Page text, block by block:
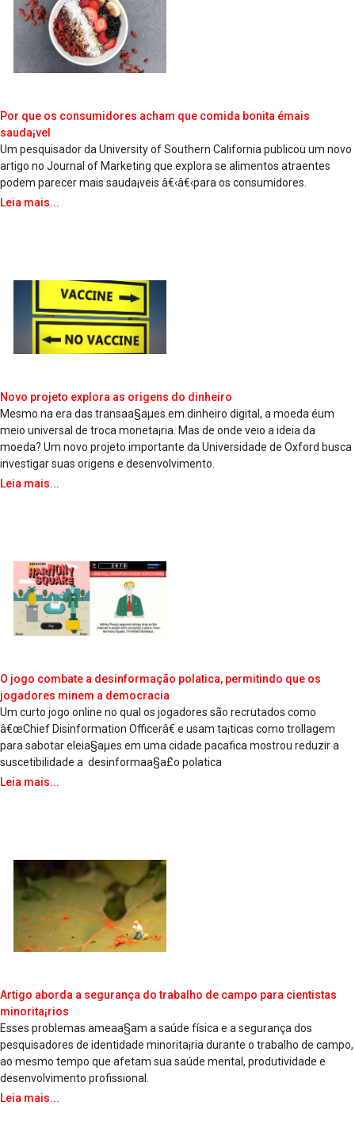
Por que os consumidores acham que comida bonita émais
sauda¡vel
Um pesquisador da University of Southern California publicou um novo
artigo no Journal of Marketing que explora se alimentos atraentes
podem parecer mais sauda¡veis â€‹â€‹para os consumidores.
Leia mais...
Novo projeto explora as origens do dinheiro
Mesmo na era das transaa§aµes em dinheiro digital, a moeda éum
meio universal de troca moneta¡ria. Mas de onde veio a ideia da
moeda? Um novo projeto importante da Universidade de Oxford busca
investigar suas origens e desenvolvimento.
Leia mais...
O jogo combate a desinformação pola­tica, permitindo que os
jogadores minem a democracia
Um curto jogo online no qual os jogadores são recrutados como
â€œChief Disinformation Officerâ€ e usam ta¡ticas como trollagem
para sabotar eleia§aµes em uma cidade paca­fica mostrou reduzir a
suscetibilidade a desinformaa§a£o pola­tica
Leia mais...
Artigo aborda a segurança do trabalho de campo para cientistas
minorita¡rios
Esses problemas ameaa§am a saúde física e a segurança dos
pesquisadores de identidade minorita¡ria durante o trabalho de campo,
ao mesmo tempo que afetam sua saúde mental, produtividade e
desenvolvimento profissional.
Leia mais...